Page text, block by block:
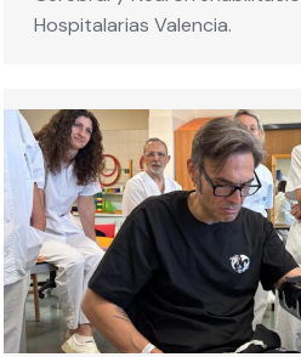
Hospitalarias Valencia.